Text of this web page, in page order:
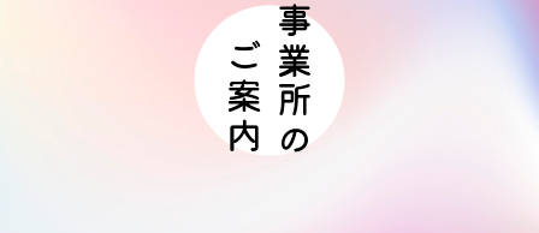
事業所の
ご案内